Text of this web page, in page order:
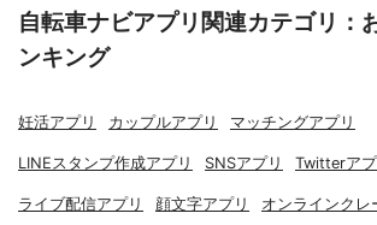
自転車ナビアプリ関連カテゴリ：
ンキング
妊活アプリ カップルアプリ マッチングアプリ
LINEスタンプ作成アプリ SNSアプリ Twitterアプ
ライブ配信アプリ 顔文字アプリ オンラインクレ